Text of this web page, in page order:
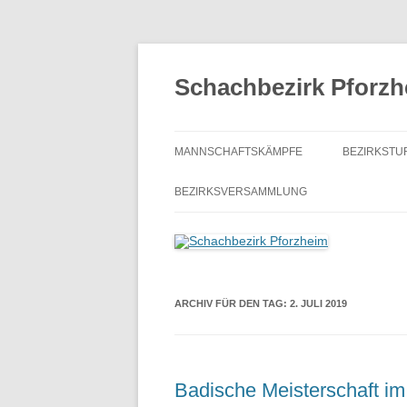
Schachbezirk
MANNSCHAFTSKÄMPFE
AUSSCHREIBUNG
BEZIRKSKLASSE
MANNSCHFTSPOKAL
BEZIRKSVERSAMMLUNG
ARCHIV FÜR DEN TAG: 2. JULI 2019
Badische Meisterschaft